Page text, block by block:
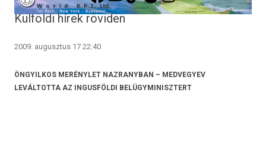
Külföldi hírek röviden
2009. augusztus 17 22:40
ÖNGYILKOS MERÉNYLET NAZRANYBAN – MEDVEGYEV
LEVÁLTOTTA AZ INGUSFÖLDI BELÜGYMINISZTERT